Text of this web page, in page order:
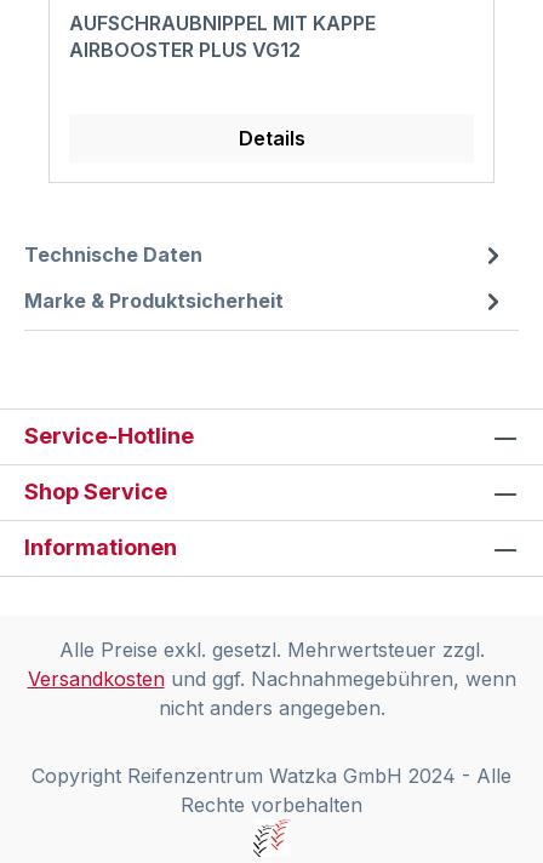
AUFSCHRAUBNIPPEL MIT KAPPE
AIRBOOSTER PLUS VG12
Details
Technische Daten
Marke & Produktsicherheit
Service-Hotline
Shop Service
Informationen
Alle Preise exkl. gesetzl. Mehrwertsteuer zzgl.
Versandkostenund ggf. Nachnahmegebühren, wenn
nicht anders angegeben.
Copyright Reifenzentrum Watzka GmbH 2024 - Alle
Rechte vorbehalten